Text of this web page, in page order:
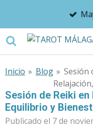
contenido
principal
Inicio » Blog » Sesión
Sesión de Reiki
Equilibrio y
Publicado el 7 de